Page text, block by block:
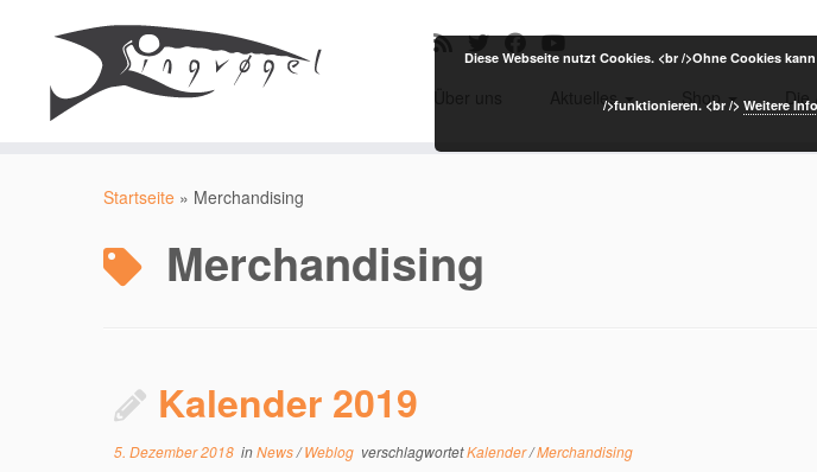
Aktuelles Shop Die
Startseite » Merchandising
Merchandising
Kalender 2019
5. Dezember 2018inNews/Weblog verschlagwortetKalender/Merchandising
Diese Webseite nutzt Cookies. <br />Ohne Cookies
/>funktionieren. <br /> Weitere